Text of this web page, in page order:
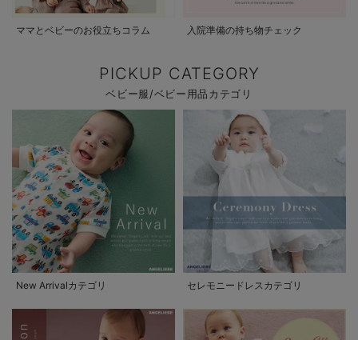
ママとベビーのお役立ちコラム 入院準備の持ち物チェック
PICKUP CATEGORY
ベビー服/ベビー用品カテゴリ
New Arrivalカテゴリ セレモニードレスカテゴリ